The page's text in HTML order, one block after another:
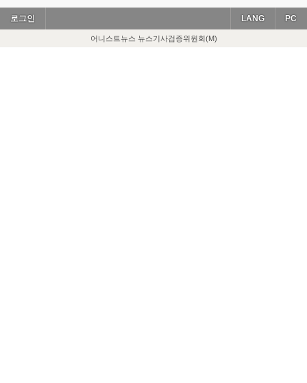
로그인 PC
LANG
어니스트뉴스 뉴스기사검증위원회(M)